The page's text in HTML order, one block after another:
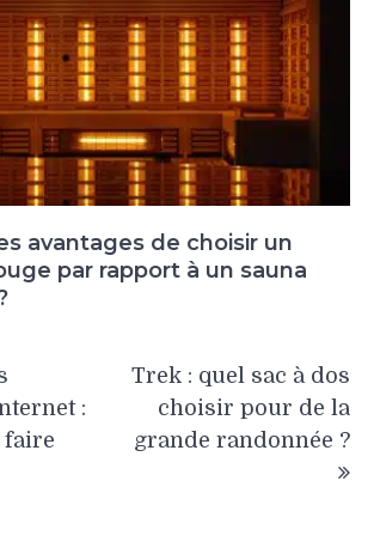
avantages de choisir un
par rapport à un sauna
:
faire
Trek : quel sac à dos
choisir pour de la
grande randonnée ?